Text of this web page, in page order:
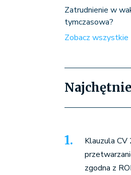
Zatrudnienie w
tymczasowa?
Zobacz wszystkie
Klauzula
zgodna z